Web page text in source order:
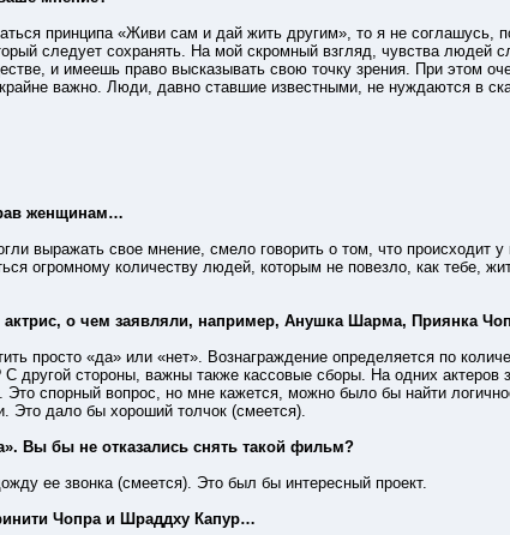
принципа «Живи сам и дай жить другим», то я не соглашусь,
следует сохранять. На мой скромный взгляд, чувства людей
и имеешь право высказывать свою точку зрения. При этом
важно. Люди, давно ставшие известными, не нуждаются в
женщинам…
выражать свое мнение, смело говорить о том, что происходит
огромному количеству людей, которым не повезло, как тебе,
о чем заявляли, например, Анушка Шарма, Приянка
просто «да» или «нет». Вознаграждение определяется по
стороны, важны также кассовые сборы. На одних актеров
спорный вопрос, но мне кажется, можно было бы найти
Это дало бы хороший толчок (смеется).
Вы бы не отказались снять такой фильм?
ее звонка (смеется). Это был бы интересный проект.
Чопра и Шраддху Капур…